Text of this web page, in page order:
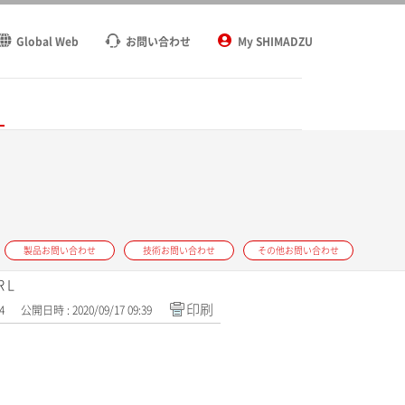
Global Web お問い合わせ My SHIMADZU
製品お問い合わせ 技術お問い合わせ その他お問い合わせ
公開日時 : 2020/09/17 09:39 印刷